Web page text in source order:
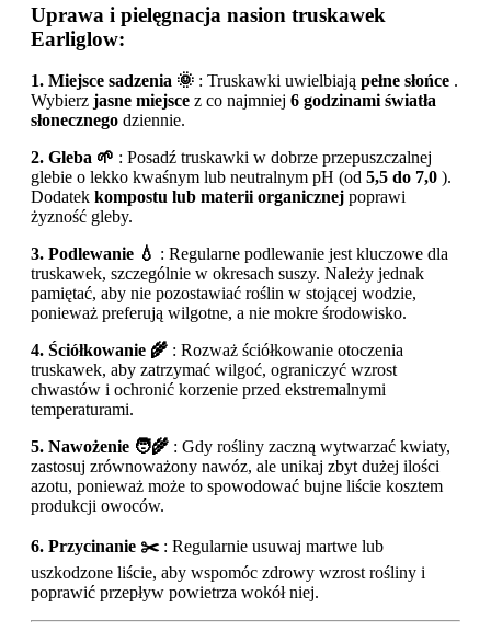
Uprawa i pielęgnacja nasion truskawek
Earliglow:
1. Miejsce sadzenia 🌞 : Truskawki uwielbiają pełne słońce .
Wybierz jasne miejsce z co najmniej 6 godzinami światła
słonecznego dziennie.
2. Gleba 🌱 : Posadź truskawki w dobrze przepuszczalnej
glebie o lekko kwaśnym lub neutralnym pH (od 5,5 do 7,0 ).
Dodatek kompostu lub materii organicznej poprawi
żyzność gleby.
3. Podlewanie 💧 : Regularne podlewanie jest kluczowe dla
truskawek, szczególnie w okresach suszy. Należy jednak
pamiętać, aby nie pozostawiać roślin w stojącej wodzie,
ponieważ preferują wilgotne, a nie mokre środowisko.
4. Ściółkowanie 🌾 : Rozważ ściółkowanie otoczenia
truskawek, aby zatrzymać wilgoć, ograniczyć wzrost
chwastów i ochronić korzenie przed ekstremalnymi
temperaturami.
5. Nawożenie 🧑‍🌾 : Gdy rośliny zaczną wytwarzać kwiaty,
zastosuj zrównoważony nawóz, ale unikaj zbyt dużej ilości
azotu, ponieważ może to spowodować bujne liście kosztem
produkcji owoców.
6. Przycinanie ✂️ : Regularnie usuwaj martwe lub
uszkodzone liście, aby wspomóc zdrowy wzrost rośliny i
poprawić przepływ powietrza wokół niej.